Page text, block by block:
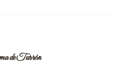
de Turrón